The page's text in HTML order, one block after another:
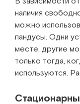
наличия
можно
пандусы. Одни
месте, другие
только тогда,
используются.